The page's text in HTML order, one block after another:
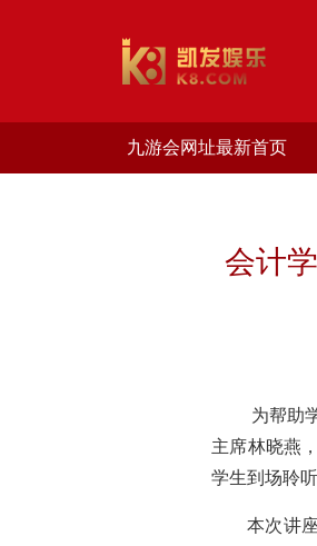
九游会网址最新首页
会计
为帮助
主席林晓燕
学生到场聆
本次讲